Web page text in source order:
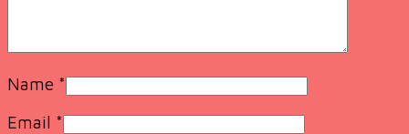
Name *
Email *